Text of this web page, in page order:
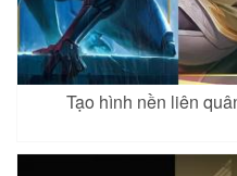
Tạo hình nền liên